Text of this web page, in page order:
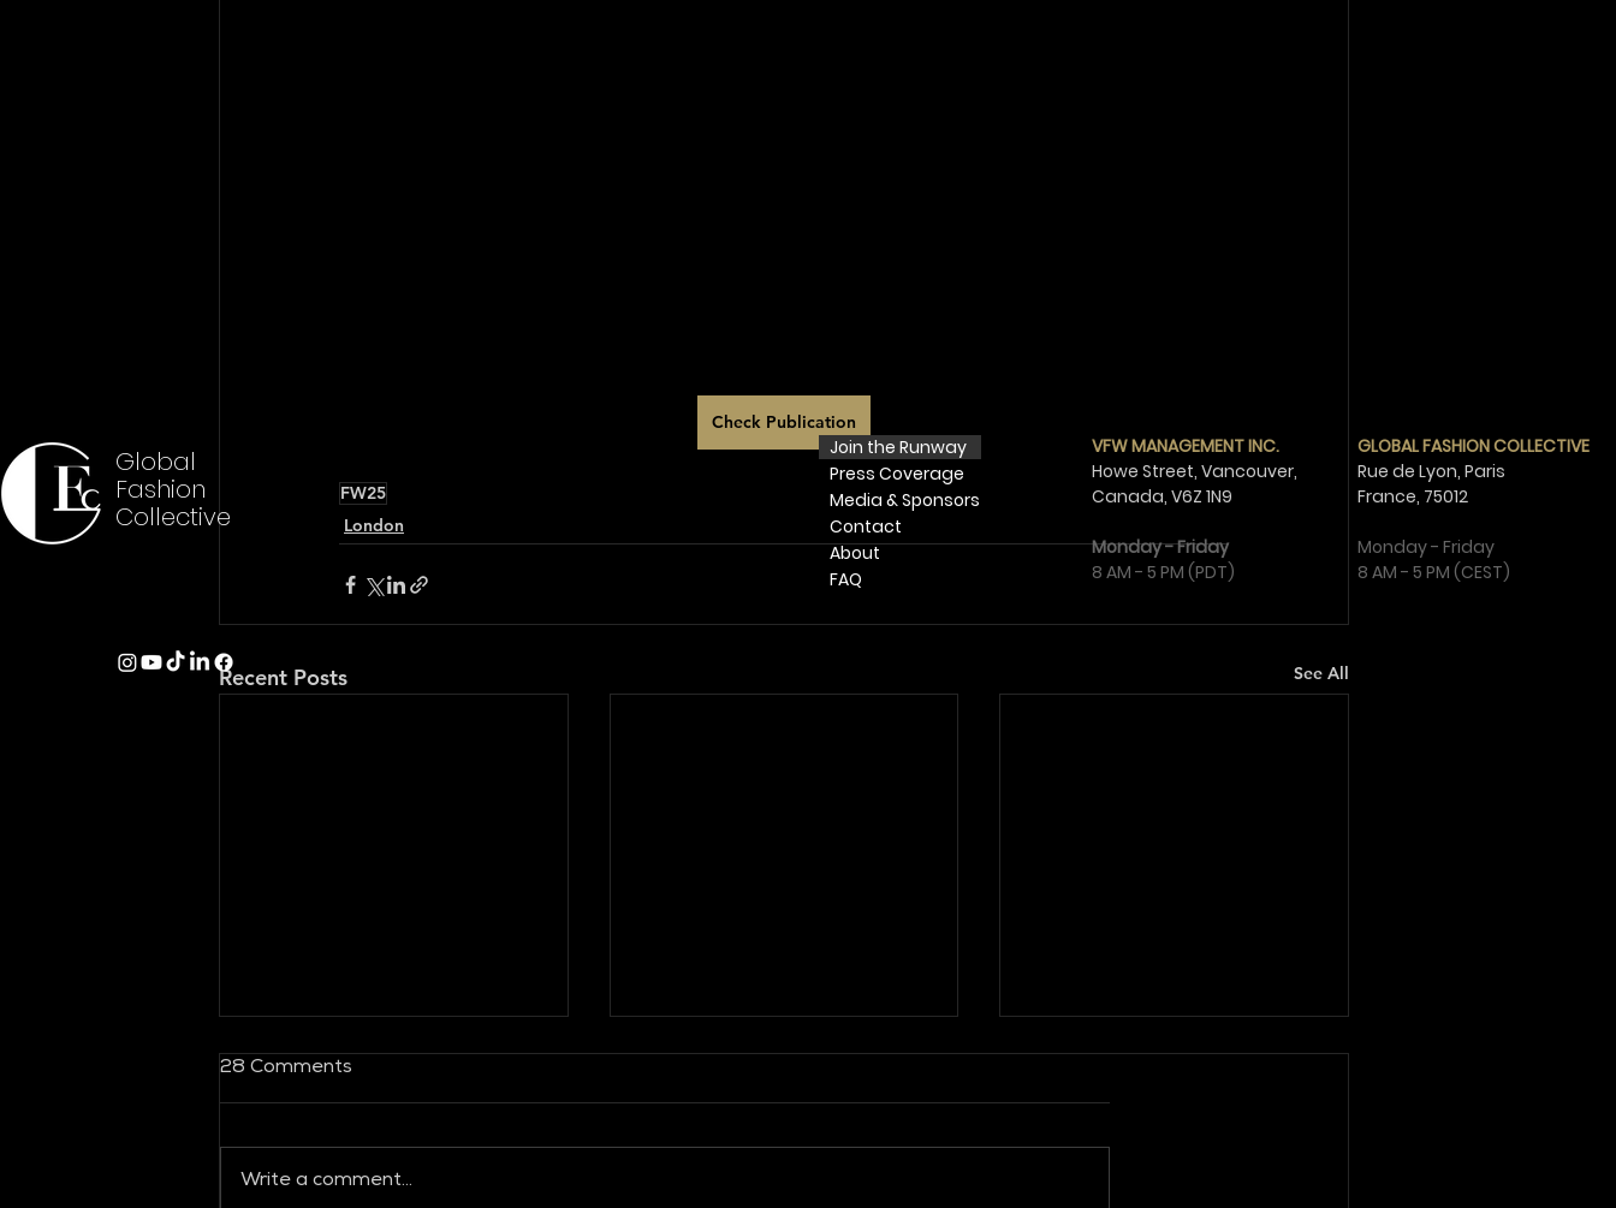
Check Publication
FW25
London
Recent Posts See All
28 Comments
Write a comment...
Global
Fashion
Collective
Join the Runway
Press Coverage
Media & Sponsors
Contact
​ About​
FAQ
VFW MANAGEMENT INC.
Howe Street, Vancouver,
Canada, V6Z 1N9
Monday - Friday
8 AM - 5 PM (PDT)
GLOBAL FASHION COLLECTIVE
Rue de Lyon, Paris
France, 75012
Monday - Friday
8 AM - 5 PM (CEST)